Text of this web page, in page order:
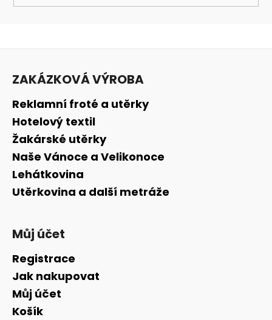
ZAKÁZKOVÁ VÝROBA
Reklamní froté a utěrky
Hotelový textil
Žakárské utěrky
Naše Vánoce a Velikonoce
Lehátkovina
Utěrkovina a další metráže
Můj účet
Registrace
Jak nakupovat
Můj účet
Košík